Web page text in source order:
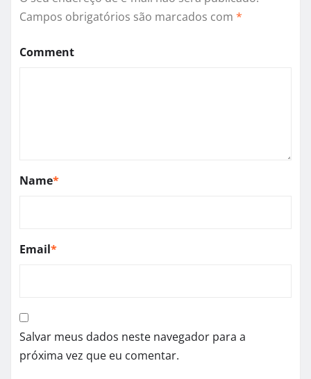
Campos obrigatórios são marcados com *
Comment
Name*
Email*
Salvar meus dados neste navegador para a
próxima vez que eu comentar.